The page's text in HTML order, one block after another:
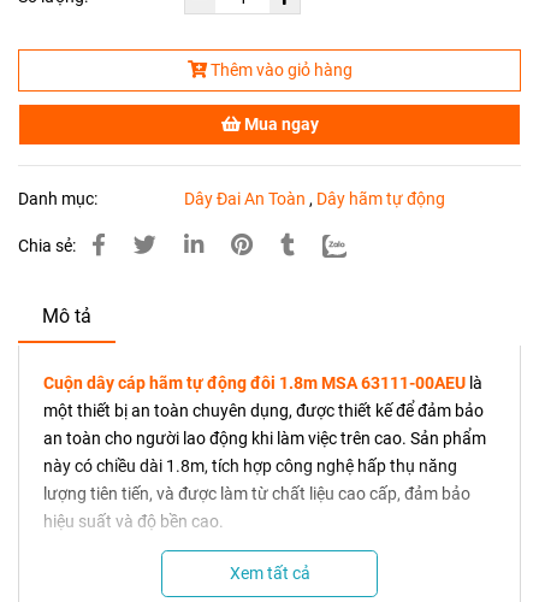
Thêm vào giỏ hàng
Mua ngay
Danh mục: Dây Đai An Toàn , Dây hãm tự động
Chia sẻ:
Mô tả
Cuộn dây cáp hãm tự động đôi 1.8m MSA 63111-00AEU là
một thiết bị an toàn chuyên dụng, được thiết kế để đảm bảo
an toàn cho người lao động khi làm việc trên cao. Sản phẩm
này có chiều dài 1.8m, tích hợp công nghệ hấp thụ năng
lượng tiên tiến, và được làm từ chất liệu cao cấp, đảm bảo
hiệu suất và độ bền cao.
Thông Số Kỹ Thuật và Đặc Điểm Nổi Bật
Xem tất cả